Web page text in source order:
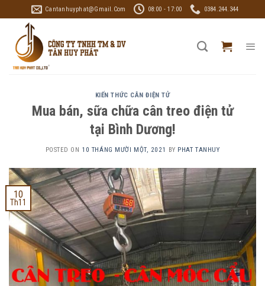
to
content
Cantanhuyphat@gmail.com 08:00 - 17:00 0384.244.344
KIẾN THỨC CÂN ĐIỆN TỬ
Mua bán, sữa chữa cân treo điện tử
tại Bình Dương!
POSTED ON 10 THÁNG MƯỜI MỘT, 2021 BY PHAT TANHUY
10
Th11